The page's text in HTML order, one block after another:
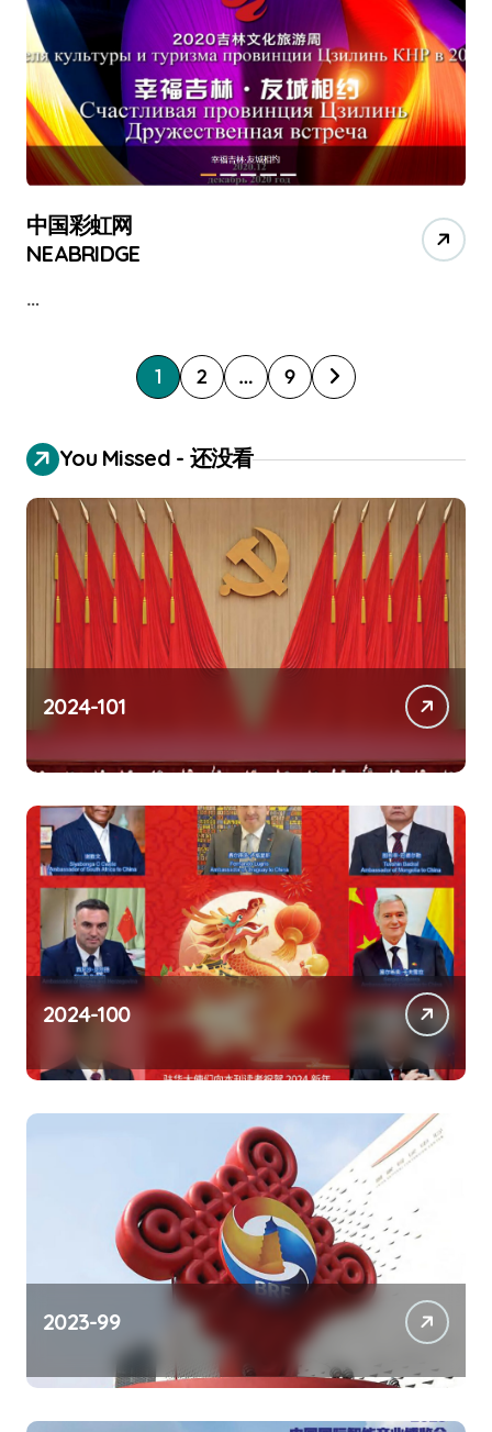
中国彩虹网
NEABRIDGE
…
P
o
s
p
a
g
i
a
t
i
o
n
1 2 … 9
You Missed - 还没看
2024-101
2024-100
2023-99